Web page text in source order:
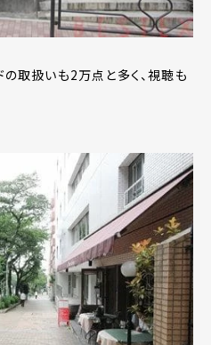
取扱いも2万点と多く、視聴も